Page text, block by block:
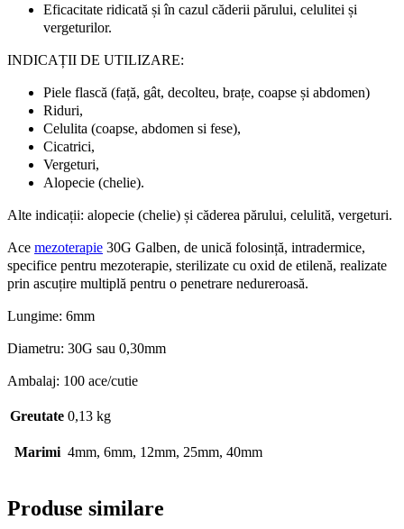
Eficacitate ridicată și în cazul căderii părului, celulitei și
vergeturilor.
INDICAȚII DE UTILIZARE:
Piele flască (față, gât, decolteu, brațe, coapse și abdomen)
Riduri,
Celulita (coapse, abdomen si fese),
Cicatrici,
Vergeturi,
Alopecie (chelie).
Alte indicații: alopecie (chelie) și căderea părului, celulită, vergeturi.
Ace mezoterapie 30G Galben, de unică folosință, intradermice,
specifice pentru mezoterapie, sterilizate cu oxid de etilenă, realizate
prin ascuțire multiplă pentru o penetrare nedureroasă.
Lungime: 6mm
Diametru: 30G sau 0,30mm
Ambalaj: 100 ace/cutie
Greutate 0,13 kg
Marimi 4mm, 6mm, 12mm, 25mm, 40mm
Produse similare